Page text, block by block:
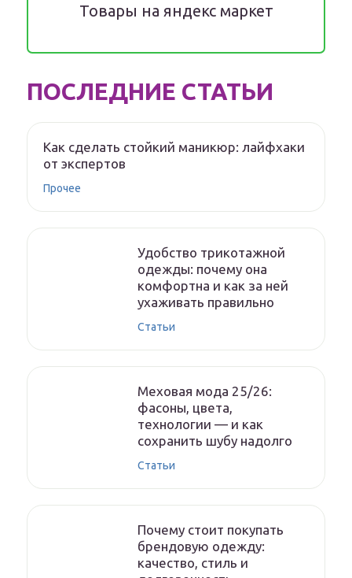
Товары на яндекс маркет
ПОСЛЕДНИЕ СТАТЬИ
Как сделать стойкий маникюр: лайфхаки
от экспертов
Прочее
Удобство трикотажной
одежды: почему она
комфортна и как за ней
ухаживать правильно
Статьи
Меховая мода 25/26:
фасоны, цвета,
технологии — и как
сохранить шубу надолго
Статьи
Почему стоит покупать
брендовую одежду:
качество, стиль и